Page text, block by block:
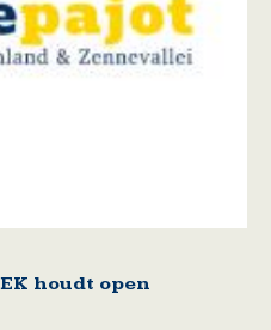
houdt open